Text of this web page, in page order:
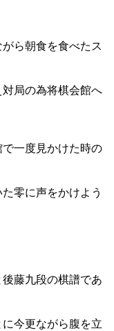
ら朝食を食べたス
局の為将棋会館へ
一度見かけた時の
零に声をかけよう
藤九段の棋譜であ
今更ながら腹を立